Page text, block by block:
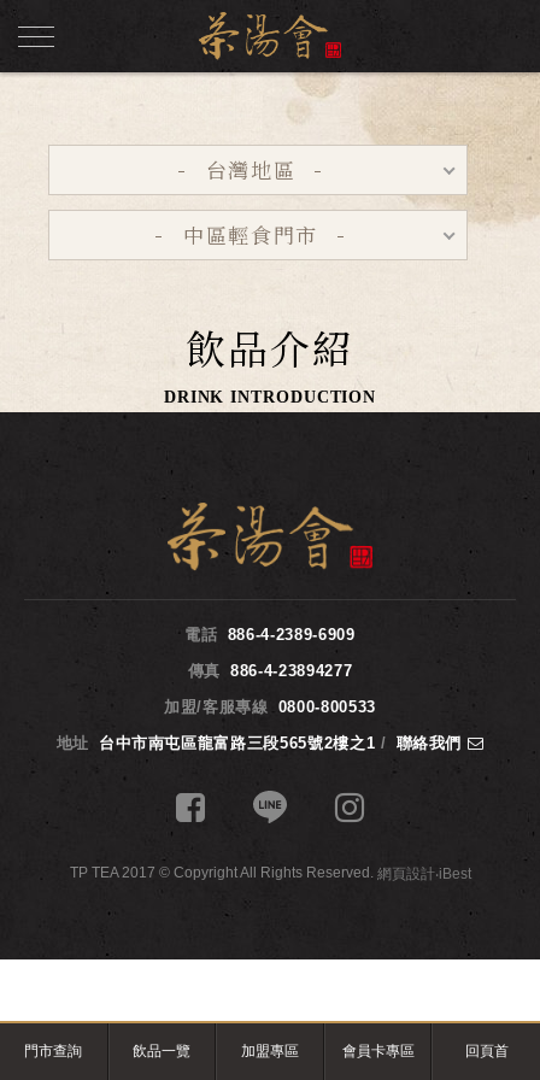
台灣地區
中區輕食門市
飲品介紹
DRINK INTRODUCTION
門市查詢 飲品一覽 加盟專區 會員卡專區 回頁首
電話 886-4-2389-6909
傳真
886-4-23894277
加盟/客服專線 0800-800533
地址
台中市南屯區龍富路三段565號2樓之1 / 聯絡我們
TP TEA 2017 © Copyright All Rights Reserved. 網頁設計‧iBest